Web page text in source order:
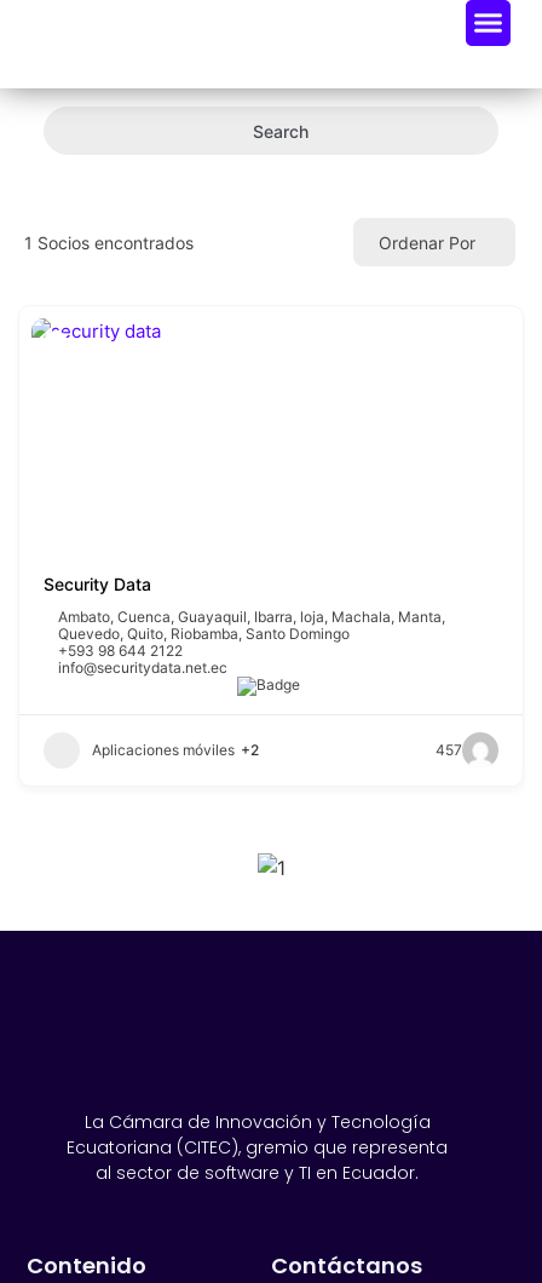
Search
1 Socios encontrados Ordenar Por
Security Data
Ambato, Cuenca, Guayaquil, Ibarra, loja, Machala, Manta,
Quevedo, Quito, Riobamba, Santo Domingo
+593 98 644 2122
info@securitydata.net.ec
Aplicaciones móviles +2 457
La Cámara de Innovación y Tecnología
Ecuatoriana (CITEC), gremio que representa
al sector de software y TI en Ecuador.
Contenido Contáctanos